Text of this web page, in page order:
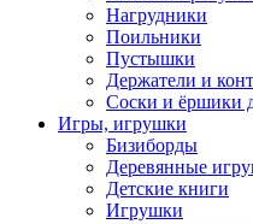
Нагрудники
Поильники
Пустышки
Держатели и
Соски и ёршики
Игры, игрушки
Бизиборды
Деревянные
Детские книги
Игрушки